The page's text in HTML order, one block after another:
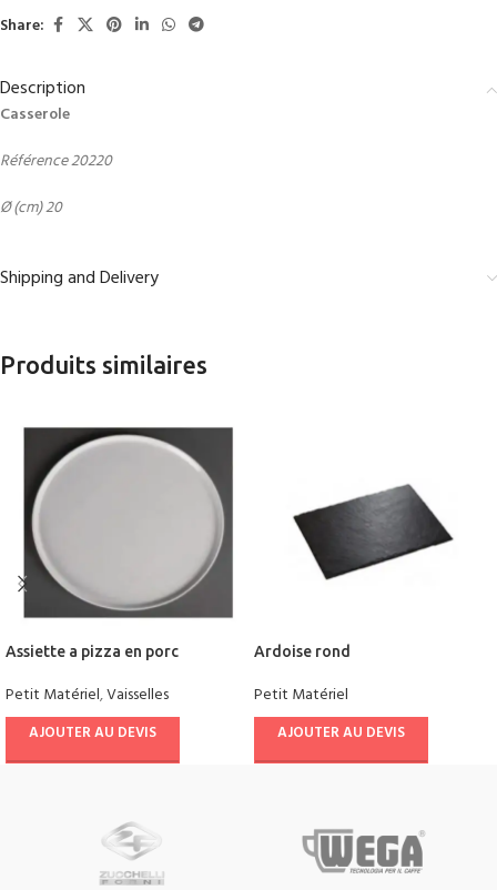
Share:
Description
Casserole
Référence 20220
Ø (cm) 20
Shipping and Delivery
Produits similaires
Assiette a pizza en porc
Petit Matériel,Vaisselles
AJOUTER AU DEVIS
Ardoise rond
Petit Matériel
AJOUTER AU DEVIS